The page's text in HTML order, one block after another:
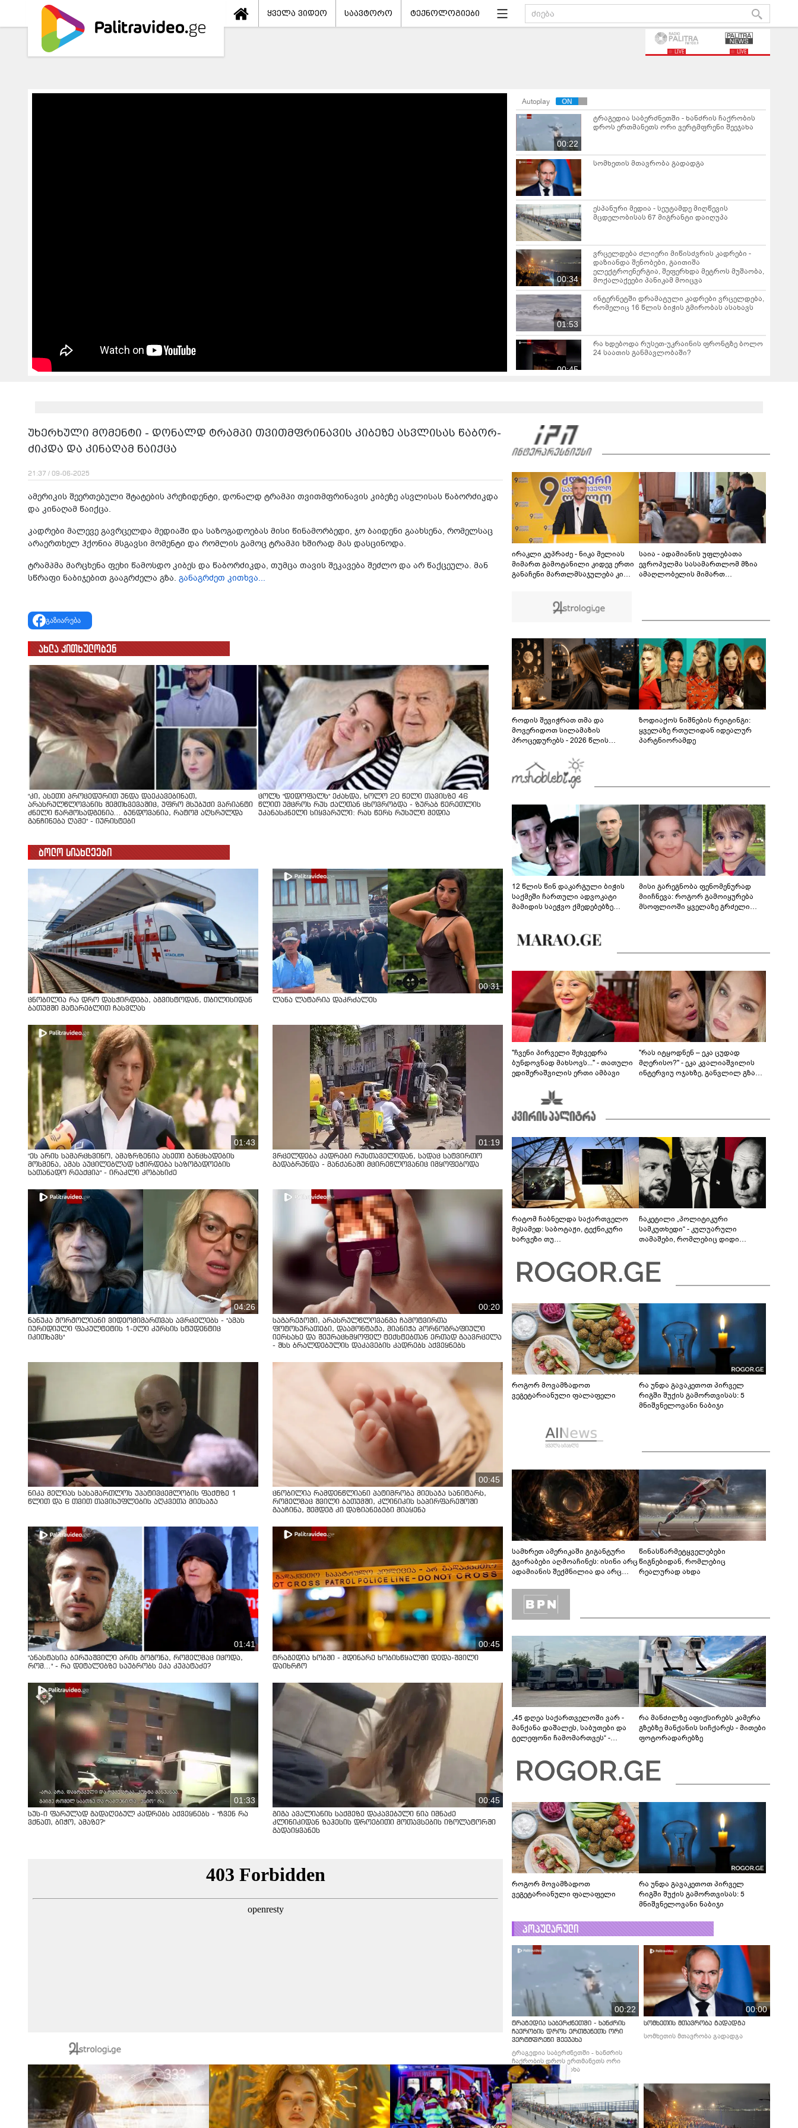
ყველა ვიდეო საავტორო ტექნოლოგიები
LIVE LIVE
Autoplay
00:22
ტრაგედია საბერძნეთში - ხანძრის ჩაქრობის
დროს ერთმანეთს ორი ვერტმფრენი შეეჯახა
სომხეთის მთავრობა გადადგა
ესპანური მედია - სეუტამდე მიღწევის
მცდელობისას 67 მიგრანტი დაიღუპა
00:34
ვრცელდება ძლიერი მიწისძვრის კადრები -
დაზიანდა შენობები, გაითიშა
ელექტროენერგია, შეფერხდა მეტროს მუშაობა,
მოქალაქეები პანიკამ მოიცვა
01:53
ინ­ტერ­ნეტ­ში დრა­მა­ტუ­ლი კად­რე­ბი ვრცელდება,
რომელიც 16 წლის ბიჭის გმირობას ასახავს
00:45
რა ხდებოდა რუსეთ-უკრაინის ფრონტზე ბოლო
24 საათის განმავლობაში?
ხანძარმა 12000 ჰექტარი ფართობი მოიცვა
00:54
მალარიის შემთხვევები ევროპის ერთ-ერთ დიდ
აეროპორტში - რამდენად დიდია საფრთხე და
რას წერს მედია?
00:29
საფრანგეთში, 45°C-იანი სი­ცხეში ხალხს
უცნაური მოვლენა დაატყდა თავს - ამსახველი
კადრები ინტერნეტში ვრცელდება
უხერხული მომენტი - დო­ნალდ ტრამ­პი თვითმფრი­ნა­ვის კი­ბე­ზე ას­ვლი­სას წა­ბორ­
ძიკ­და და კი­ნა­ღამ წა­იქ­ცა
21:37 / 09-06-2025
ამე­რი­კის შე­ერ­თე­ბუ­ლი შტა­ტე­ბის პრე­ზი­დენ­ტი, დო­ნალდ ტრამ­პი თვითმფრი­ნა­ვის კი­ბე­ზე ას­ვლი­სას წა­ბორ­ძიკ­და
და კი­ნა­ღამ წა­იქ­ცა.
კად­რე­ბი მა­ლე­ვე გავ­რცელ­და მე­დი­ა­ში და სა­ზო­გა­დო­ე­ბას მისი წი­ნა­მორ­ბე­დი, ჯო ბა­ი­დე­ნი გა­ახ­სე­ნა, რო­მელ­საც
არა­ერ­თხელ ჰქო­ნია მსგავ­სი მო­მენ­ტი და რომ­ლის გა­მოც ტრამ­პი ხში­რად მას დას­ცი­ნო­და.
ტრამპმა მარ­ცხე­ნა ფეხი წა­მოს­დო კი­ბეს და წა­ბორ­ძიკ­და, თუმ­ცა თა­ვის შე­კა­ვე­ბა შეძ­ლო და არ წაქ­ცე­უ­ლა. მან
სწრა­ფი ნა­ბი­ჯე­ბით გა­აგ­რძე­ლა გზა. განაგრძეთ კითხვა...
გაზიარება
ახლა კითხულობენ
"კი, ასეთი პროცედურით უნდა დაეკავებინათ,
არასრულწლოვანის შემთხვევაშიც, უფრო მსუბუქი ვარიანტი
ძნელი წარმოსადგენია... ბუნდოვანია, რატომ აღსრულდა
განჩინება ღამე" - იურისტები
ცოლს "დედოფალს" ეძახდა, ხოლო 20 წელი თავისზე 46
წლით უმცროს რუს ქალთან ცხოვრობდა - ზურაბ წერეთლის
უკანასკნელი სიყვარული: რას წერს რუსული მედია
ბოლო სიახლეები
ცნობილია რა დრო დასჭირდება, აგვისტოდან, თბილისიდან
ბათუმში მატარებლით ჩასვლას
00:31
ლანა ლატარია დაკრძალეს
01:43
"ეს არის სამარცხვინო, ამაზრზენია ასეთი განცხადების
მოსმენა, ამას აუცილებლად სჭირდება საზოგადოების
სათანადო რეაქცია" - ირაკლი კობახიძე
01:19
ვრცელდება კადრები რუსთაველიდან, სადაც სატვირთო
გადაბრუნდა - მანქანაში მცირეწლოვანიც იმყოფებოდა
04:26
ნანუკა ჟორჟოლიანი ვიდეომიმართვას ავრცელებს - "ამას
იურიდიული ფაკულტეტის 1-ელი კურსის სტუდენტიც
იკითხავს"
00:20
საგარეჯოში, არასრულწლოვანმა ჩამოტვირთა
ფოტოსურათები, დაამონტაჟა, მიანიჭა პორნოგრაფიული
იერსახე და შეურაცხმყოფელ ტექსტებთან ერთად გაავრცელა
- შსს ბრალდებულის დაკავების კადრებს აქვეყნებს
ნიკა მელიას სასამართლოს უპატივცემლობის ფაქტზე 1
წლით და 6 თვით თავისუფლების აღკვეთა მიესაჯა
00:45
ცნობილია რამდენწლიანი პატიმრობა მიესაჯა სანიტარს,
რომელმაც შვილი ბათუმში, კლინიკის საპირფარეშოში
გააჩინა, შემდეგ კი დაზიანებები მიაყენა
01:41
"ანასტასია ბერუაშვილი არის გოგონა, რომელმაც იცოდა,
რომ..." - რა დეტალებზე საუბრობს ეკა კუპატაძე?
00:45
ტრაგედია ხობში - მდინარე ხობისწყალში დედა-შვილი
დაიხრჩო
01:33
სუს-ი ფარულად გადაღებულ კადრებს აქვეყნებს - "ჩვენ რა
ვქნათ, ბიჭო, ამაზე?"
00:45
გიგა ავალიანის საქმეზე დაკავებული ნია იმნაძე
კლინიკიდან ზაჰესის დროებითი მოთავსების იზოლატორში
გადაიყვანეს
ირაკლი კუპრაძე - ნიკა მელიას
მიმართ გამოტანილი კიდევ ერთი
განაჩენი მართლმსაჯულება კი
საია - ადამიანის უფლებათა
ევროპულმა სასამართლომ მზია
ამაღლობელის მიმართ
როდის შევიჭრათ თმა და
მოვერიდოთ სილამაზის
პროცედურებს - 2026 წლის
გზამკვლევი
ზოდიაქოს ნიშნების რეიტინგი:
ყველაზე რთულიდან იდეალურ
პარტნიორამდე
12 წლის წინ დაკარგული ბიჭის
საქმეში ჩართული ადვოკატი
მამიდის საეჭვო ქმედებებზე
მოწოდებაზე... წლობით
მიმდინარეობდა საქმის
მისი გარეგნობა ფენომენურად
მიიჩნევა: როგორ გამოიყურება
მსოფლიოში ყველაზე გრძელი
"ჩვენი პირველი შეხვედრა
ბუნდოვნად მახსოვს..." - თათული
ედიშერაშვილის ერთი ამბავი
"რას იტყოდნენ – ეკა ცუდად
მღერისო?" - ეკა კვალიაშვილის
ინტერვიუ ოჯახზე, განვლილ გზასა
რატომ ჩაბნელდა საქართველო
მესამედ: საბოტაჟი, ტექნიკური
ხარვეზი თუ
ჩაკეტილი „პოლიტიკური
სამკუთხედი“ - კულუარული
თამაშები, რომლებიც დიდი
როგორ მოვამზადოთ
ვეგეტარიანული ფალაფელი
რა უნდა გავაკეთოთ პირველ
რიგში შუქის გამორთვისას: 5
მნიშვნელოვანი ნაბიჯი
სამხრეთ ამერიკაში გიგანტური
გვირაბები აღმოაჩინეს: ისინი არც
ადამიანის შექმნილია და არც
ლაბირინთები?
წინასწარმეტყველებები
წიგნებიდან, რომლებიც
რეალურად ახდა
„45 დღეა საქართველოში ვარ -
მანქანა დაშალეს, საბუთები და
ტელეფონი ჩამომართვეს“ -
გავლას ვერ ახერხებენ
რა მანძილზე აფიქსირებს კამერა
გზებზე მანქანის სიჩქარეს - მითები
ფოტორადარებზე
როგორ მოვამზადოთ
ვეგეტარიანული ფალაფელი
რა უნდა გავაკეთოთ პირველ
რიგში შუქის გამორთვისას: 5
მნიშვნელოვანი ნაბიჯი
პოპულარული
00:22
ტრაგედია საბერძნეთში - ხანძრის
ჩაქრობის დროს ერთმანეთს ორი
ვერტმფრენი შეეჯახა
ტრაგედია საბერძნეთში - ხანძრის
ჩაქრობის დროს ერთმანეთს ორი
ვერტმფრენი შეეჯახა
00:00
სომხეთის მთავრობა გადადგა
სომხეთის მთავრობა გადადგა